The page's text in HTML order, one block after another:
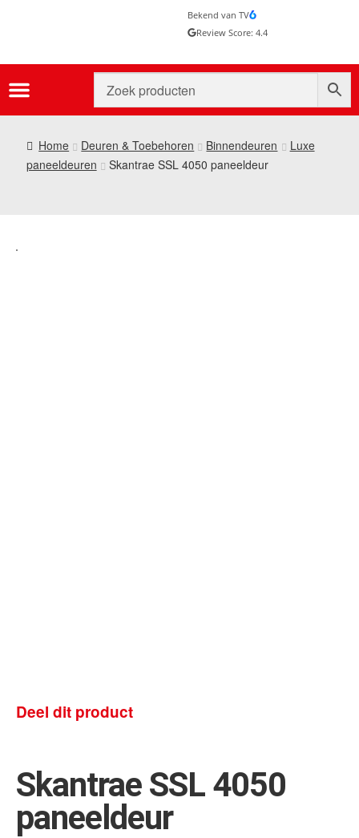
Bekend van TV
Review Score: 4.4
Home Deuren & Toebehoren Binnendeuren
Luxe
paneeldeuren
Skantrae SSL 4050 paneeldeur
Deel dit product
Skantrae SSL 4050
paneeldeur